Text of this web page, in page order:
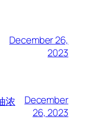
December 26,
2023
浓
December
26, 2023